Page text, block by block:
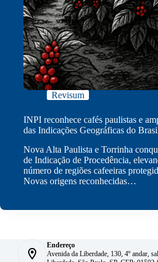
Revisum
INPI reconhece cafés paulistas e
das Indicações Geográficas do
Nova Alta Paulista e Torrinha
de Indicação de Procedência,
número de regiões cafeeiras
Novas origens reconhecidas…
Endereço
Avenida da Liberdade, 130, 4º andar,